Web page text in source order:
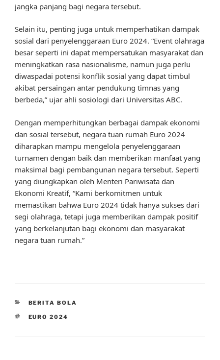
jangka panjang bagi negara tersebut.
Selain itu, penting juga untuk memperhatikan dampak
sosial dari penyelenggaraan Euro 2024. “Event olahraga
besar seperti ini dapat mempersatukan masyarakat dan
meningkatkan rasa nasionalisme, namun juga perlu
diwaspadai potensi konflik sosial yang dapat timbul
akibat persaingan antar pendukung timnas yang
berbeda,” ujar ahli sosiologi dari Universitas ABC.
Dengan memperhitungkan berbagai dampak ekonomi
dan sosial tersebut, negara tuan rumah Euro 2024
diharapkan mampu mengelola penyelenggaraan
turnamen dengan baik dan memberikan manfaat yang
maksimal bagi pembangunan negara tersebut. Seperti
yang diungkapkan oleh Menteri Pariwisata dan
Ekonomi Kreatif, “Kami berkomitmen untuk
memastikan bahwa Euro 2024 tidak hanya sukses dari
segi olahraga, tetapi juga memberikan dampak positif
yang berkelanjutan bagi ekonomi dan masyarakat
negara tuan rumah.”
CATEGORIES
BERITA BOLA
TAGS
EURO 2024